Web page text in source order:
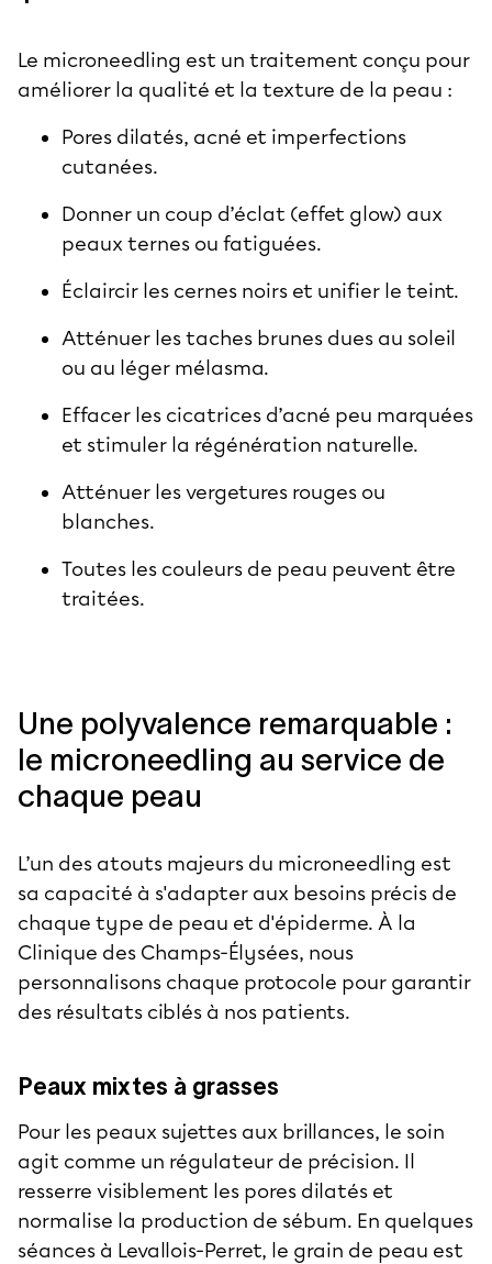
Le microneedling est un traitement conçu pour
améliorer la qualité et la texture de la peau :
Pores dilatés, acné et imperfections
cutanées.
Donner un coup d’éclat (effet glow) aux
peaux ternes ou fatiguées.
Éclaircir les cernes noirs et unifier le teint.
Atténuer les taches brunes dues au soleil
ou au léger mélasma.
Effacer les cicatrices d’acné peu marquées
et stimuler la régénération naturelle.
Atténuer les vergetures rouges ou
blanches.
Toutes les couleurs de peau peuvent être
traitées.
Une polyvalence remarquable :
le microneedling au service de
chaque peau
L’un des atouts majeurs du microneedling est
sa capacité à s'adapter aux besoins précis de
chaque type de peau et d'épiderme. À la
Clinique des Champs-Élysées, nous
personnalisons chaque protocole pour garantir
des résultats ciblés à nos patients.
Peaux mixtes à grasses
Pour les peaux sujettes aux brillances, le soin
agit comme un régulateur de précision. Il
resserre visiblement les pores dilatés et
normalise la production de sébum. En quelques
séances à Levallois-Perret, le grain de peau est